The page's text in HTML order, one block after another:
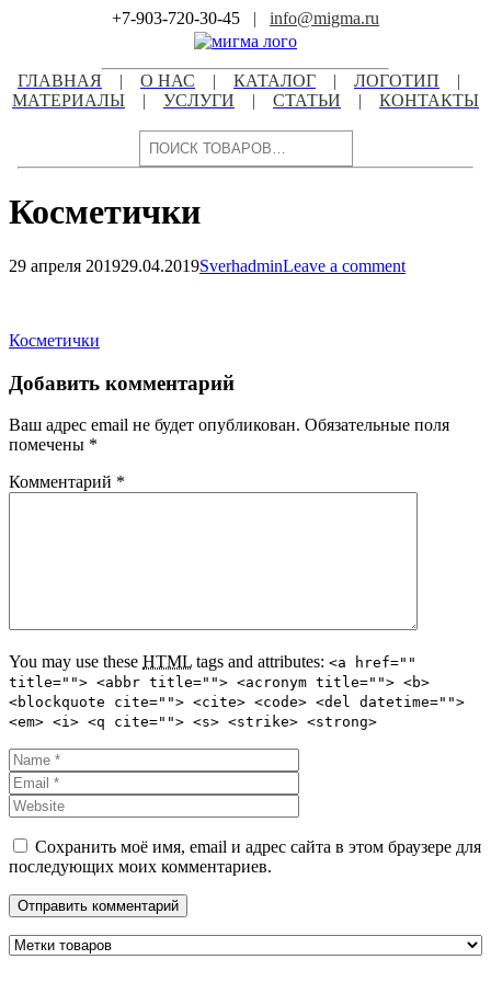
+7-903-720-30-45 | info@migma.ru
ГЛАВНАЯ | О НАС | КАТАЛОГ | ЛОГОТИП
|
МАТЕРИАЛЫ
| УСЛУГИ | СТАТЬИ | КОНТАКТЫ
Поиск
Косметички
29 апреля 201929.04.2019SverhadminLeave a comment
записям
Навигация
по
записям
Косметички
Добавить комментарий
Ваш адрес email не будет опубликован. Обязательные поля
помечены *
Комментарий *
You may use these HTML tags and attributes: <a href=""
title=""> <abbr title=""> <acronym title=""> <b>
<blockquote cite=""> <cite> <code> <del datetime="">
<em> <i> <q cite=""> <s> <strike> <strong>
Сохранить моё имя, email и адрес сайта в этом браузере для
последующих моих комментариев.